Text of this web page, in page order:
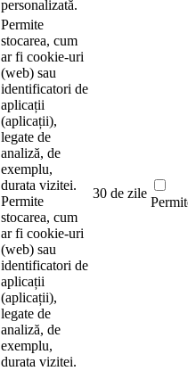
personalizată.
Permite
stocarea, cum
ar fi cookie-uri
(web) sau
identificatori de
aplicații
(aplicații),
legate de
analiză, de
exemplu,
durata vizitei.
Permite
stocarea, cum
ar fi cookie-uri
(web) sau
identificatori de
aplicații
(aplicații),
legate de
analiză, de
exemplu,
durata vizitei.
30 de zile